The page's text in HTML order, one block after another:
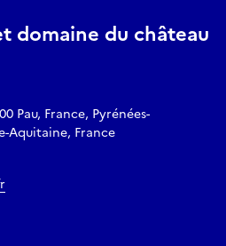
domaine du château
Pau, France, Pyrénées-
Aquitaine, France